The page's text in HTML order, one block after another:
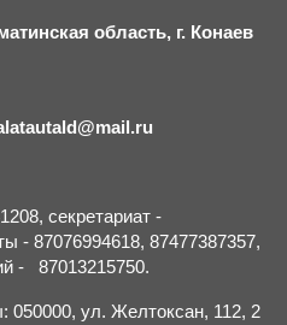
область, г. Конаев
секретариат -
- 87076994618, 87477387357,
- 87013215750.
050000, ул. Желтоксан, 112, 2